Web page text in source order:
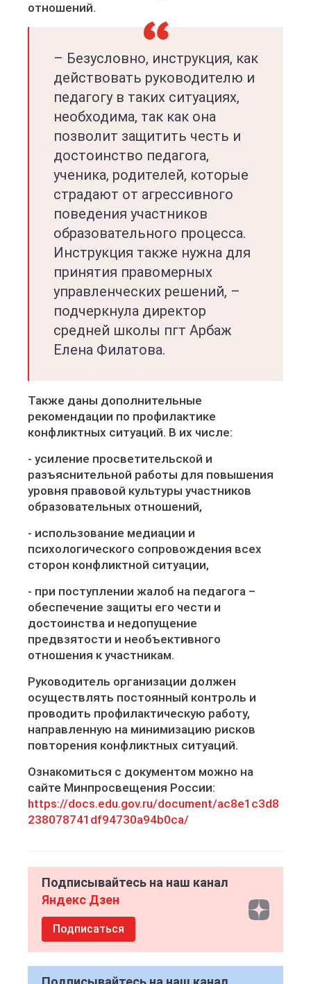
отношений.
– Безусловно, инструкция, как
действовать руководителю и
педагогу в таких ситуациях,
необходима, так как она
позволит защитить честь и
достоинство педагога,
ученика, родителей, которые
страдают от агрессивного
поведения участников
образовательного процесса.
Инструкция также нужна для
принятия правомерных
управленческих решений, –
подчеркнула директор
средней школы пгт Арбаж
Елена Филатова.
Также даны дополнительные
рекомендации по профилактике
конфликтных ситуаций. В их числе:
- усиление просветительской и
разъяснительной работы для повышения
уровня правовой культуры участников
образовательных отношений,
- использование медиации и
психологического сопровождения всех
сторон конфликтной ситуации,
- при поступлении жалоб на педагога –
обеспечение защиты его чести и
достоинства и недопущение
предвзятости и необъективного
отношения к участникам.
Руководитель организации должен
осуществлять постоянный контроль и
проводить профилактическую работу,
направленную на минимизацию рисков
повторения конфликтных ситуаций.
Ознакомиться с документом можно на
сайте Минпросвещения России:
https://docs.edu.gov.ru/document/ac8e1c3d8
238078741df94730a94b0ca/
Подписывайтесь на наш канал
Яндекс Дзен
Подписаться